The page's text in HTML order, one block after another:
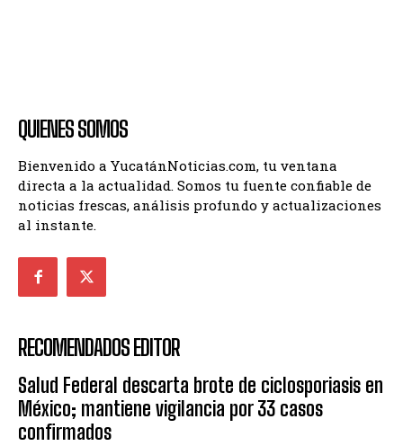
QUIENES SOMOS
Bienvenido a YucatánNoticias.com, tu ventana
directa a la actualidad. Somos tu fuente confiable de
noticias frescas, análisis profundo y actualizaciones
al instante.
RECOMENDADOS EDITOR
Salud Federal descarta brote de ciclosporiasis en
México; mantiene vigilancia por 33 casos
confirmados